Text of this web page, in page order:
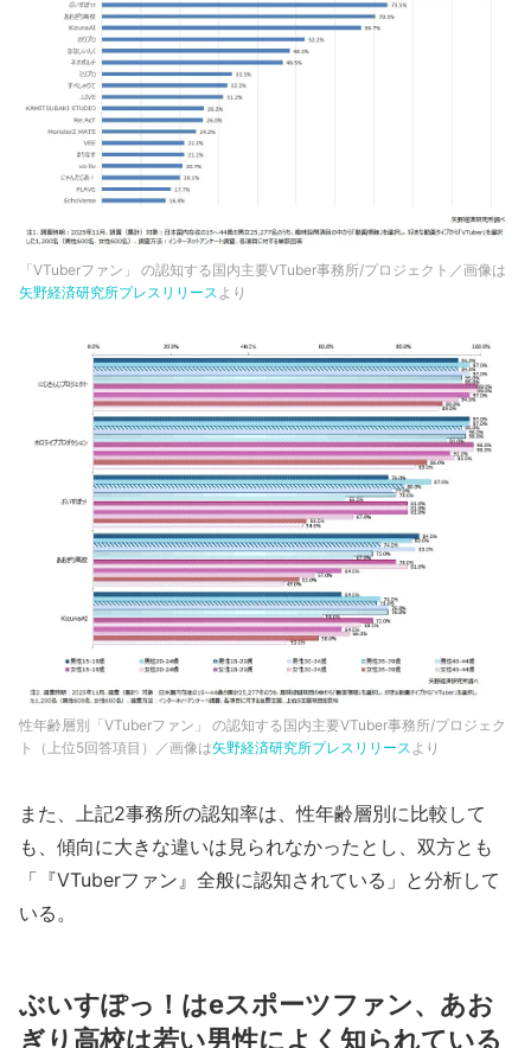
「VTuberファン」 の認知する国内主要VTuber事務所/プロジェクト／画像は
矢野経済研究所プレスリリースより
性年齢層別「VTuberファン」 の認知する国内主要VTuber事務所/プロジェク
ト（上位5回答項目）／画像は矢野経済研究所プレスリリースより
また、上記2事務所の認知率は、性年齢層別に比較して
も、傾向に大きな違いは見られなかったとし、双方とも
「『VTuberファン』全般に認知されている」と分析して
いる。
ぶいすぽっ！はeスポーツファン、あお
ぎり高校は若い男性によく知られている